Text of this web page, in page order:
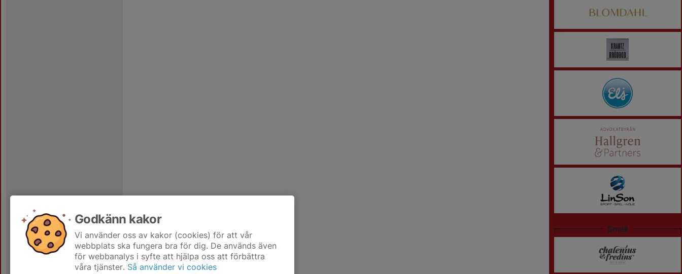
Small
Godkänn kakor
Vi använder oss av kakor (cookies) för att vår
webbplats ska fungera bra för dig. De används även
för webbanalys i syfte att hjälpa oss att förbättra
våra tjänster. Så använder vi cookies